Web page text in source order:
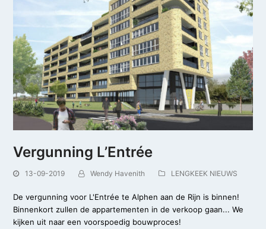
Vergunning L’Entrée
13-09-2019 Wendy Havenith LENGKEEK NIEUWS
De vergunning voor L'Entrée te Alphen aan de Rijn is binnen!
Binnenkort zullen de appartementen in de verkoop gaan... We
kijken uit naar een voorspoedig bouwproces!